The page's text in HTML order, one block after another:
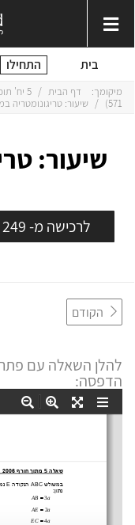
בית התחילו
שיעור:
לרכישה מ- 249 ₪
מיקומך: דף הבית / 5 יח' תוכנית ישנה
571
)
/ שיעור: טריגונומטריה
הקודם
להלן השאלה עם
הדפסה: